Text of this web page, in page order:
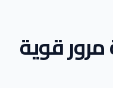
قوية